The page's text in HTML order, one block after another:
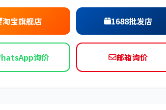
淘宝旗舰店 1688批发店
询价 邮箱询价